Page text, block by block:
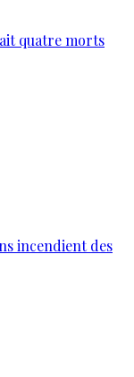
quatre morts
incendient des